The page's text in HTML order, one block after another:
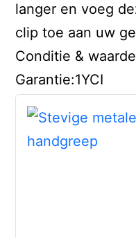
langer en voeg
clip toe aan uw
Conditie &
Garantie:1YCI